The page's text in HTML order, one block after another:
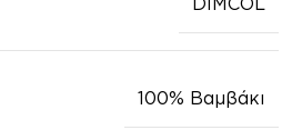
100% Βαμβάκι